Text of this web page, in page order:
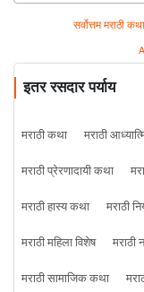
सर्वोत्तम मराठी कथा
इतर रसदार पर्याय
मराठी कथा मराठी
मराठी प्रेरणादायी कथा
मराठी हास्य कथा
मराठी
मराठी महिला विशेष
मराठी
मराठी सामाजिक कथा